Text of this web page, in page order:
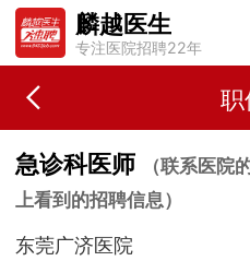
麟越医生
专注医院招聘22年
急诊科医师
（联系医院
上看到的招聘信息）
东莞广济医院